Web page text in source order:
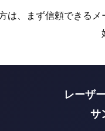
は、まず信頼できる
レーザ
サ